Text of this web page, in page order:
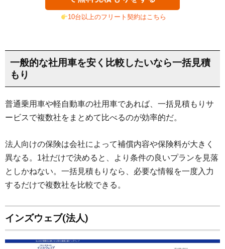
10台以上のフリート契約はこちら
一般的な社用車を安く比較したいなら一括見積
もり
普通乗用車や軽自動車の社用車であれば、一括見積もりサ
ービスで複数社をまとめて比べるのが効率的だ。
法人向けの保険は会社によって補償内容や保険料が大きく
異なる。1社だけで決めると、より条件の良いプランを見落
としかねない。一括見積もりなら、必要な情報を一度入力
するだけで複数社を比較できる。
インズウェブ(法人)